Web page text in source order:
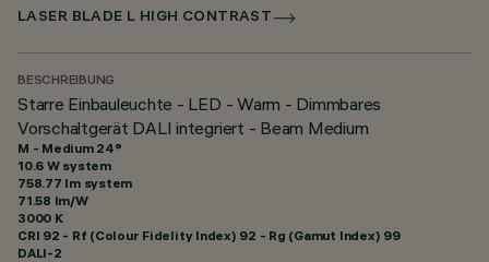
LASER BLADE L HIGH CONTRAST
BESCHREIBUNG
Starre Einbauleuchte - LED - Warm - Dimmbares
Vorschaltgerät DALI integriert - Beam Medium
M - Medium 24°
10.6 W system
758.77 lm system
71.58 lm/W
3000 K
CRI 92 - Rf (Colour Fidelity Index) 92 - Rg (Gamut Index) 99
DALI-2